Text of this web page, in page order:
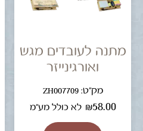
מתנה לעובדים מגש
ואורגינייזר
מק"ט: ZH007709
₪58.00 לא כולל מע"מ